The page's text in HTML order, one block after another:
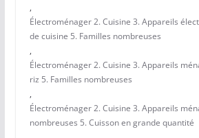
,
Électroménager 2. Cuisine 3. Appareils
de cuisine 5. Familles nombreuses
,
Électroménager 2. Cuisine 3. Appareils
riz 5. Familles nombreuses
,
Électroménager 2. Cuisine 3. Appareils
nombreuses 5. Cuisson en grande quantité